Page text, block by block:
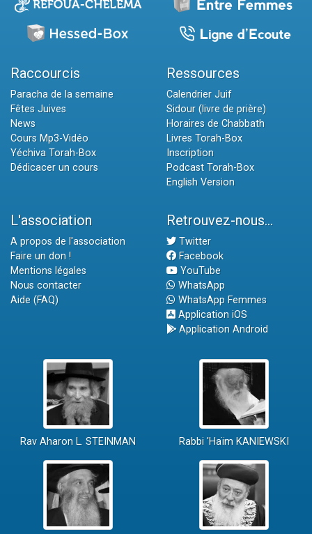
Raccourcis
Paracha de la semaine
Fêtes Juives
News
Cours Mp3-Vidéo
Yéchiva Torah-Box
Dédicacer un cours
Ressources
Calendrier Juif
Sidour (livre de prière)
Horaires de Chabbath
Livres Torah-Box
Inscription
Podcast Torah-Box
English Version
L'association
A propos de l'association
Faire un don !
Mentions légales
Nous contacter
Aide (FAQ)
Retrouvez-nous...
Twitter
Facebook
YouTube
WhatsApp
WhatsApp Femmes
Application iOS
Application Android
Rav Aharon L. STEINMAN Rabbi 'Haïm KANIEWSKI